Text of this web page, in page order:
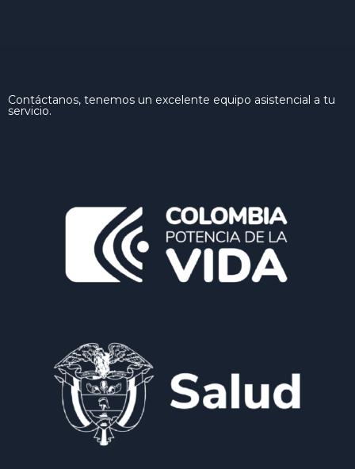
Contáctanos, tenemos un excelente equipo asistencial a tu
servicio.